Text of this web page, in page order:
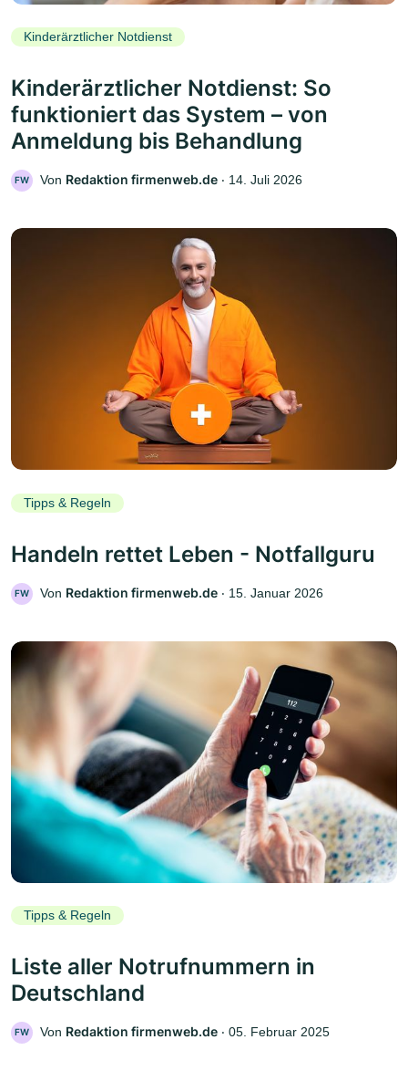
Kinderärztlicher Notdienst
Kinderärztlicher Notdienst: So
funktioniert das System – von
Anmeldung bis Behandlung
FW Von Redaktion firmenweb.de ‧ 14. Juli 2026
Tipps & Regeln
Handeln rettet Leben - Notfallguru
FW Von Redaktion firmenweb.de ‧ 15. Januar 2026
Tipps & Regeln
Liste aller Notrufnummern in
Deutschland
FW Von Redaktion firmenweb.de ‧ 05. Februar 2025